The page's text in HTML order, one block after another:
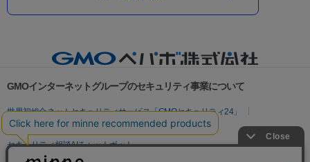
GMOインターネットグループのセキュリティ事業について
世界初総合ネットセキュリティサービス「GMOセキュリティ24」
パスワード漏洩診断
Webサイトリスク診断
セキュリティ相談AIチャットボット